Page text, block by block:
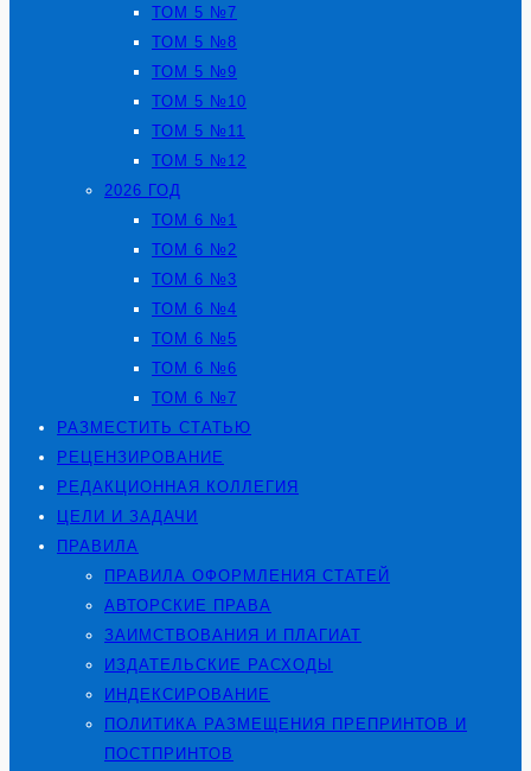
ТОМ 5 №7
ТОМ 5 №8
ТОМ 5 №9
ТОМ 5 №10
ТОМ 5 №11
ТОМ 5 №12
2026 ГОД
ТОМ 6 №1
ТОМ 6 №2
ТОМ 6 №3
ТОМ 6 №4
ТОМ 6 №5
ТОМ 6 №6
ТОМ 6 №7
РАЗМЕСТИТЬ СТАТЬЮ
РЕЦЕНЗИРОВАНИЕ
РЕДАКЦИОННАЯ КОЛЛЕГИЯ
ЦЕЛИ И ЗАДАЧИ
ПРАВИЛА
ПРАВИЛА ОФОРМЛЕНИЯ СТАТЕЙ
АВТОРСКИЕ ПРАВА
ЗАИМСТВОВАНИЯ И ПЛАГИАТ
ИЗДАТЕЛЬСКИЕ РАСХОДЫ
ИНДЕКСИРОВАНИЕ
ПОЛИТИКА РАЗМЕЩЕНИЯ ПРЕПРИНТОВ И
ПОСТПРИНТОВ